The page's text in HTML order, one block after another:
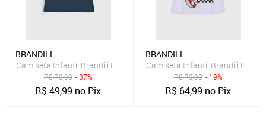
BRANDILI
Camiseta Infantil Brandili Estampa Mickey Mouse Verde
R$79,90 - 37%
R$49,99 no Pix
BRANDILI
Camiseta Infantil Brandili
R$79,90 - 19%
R$ 64,99 no Pix